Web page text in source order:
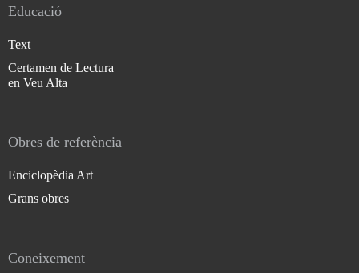
Educació
Text
Certamen de Lectura
en Veu Alta
Obres de referència
Enciclopèdia Art
Grans obres
Coneixement